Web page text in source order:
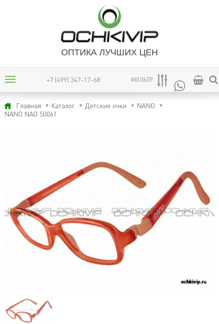
ОПТИКА ЛУЧШИХ ЦЕН
+7 (499) 347-17-68 ФИЛЬТР
Главная Каталог Детские очки
NANO
NANO NAO 50061